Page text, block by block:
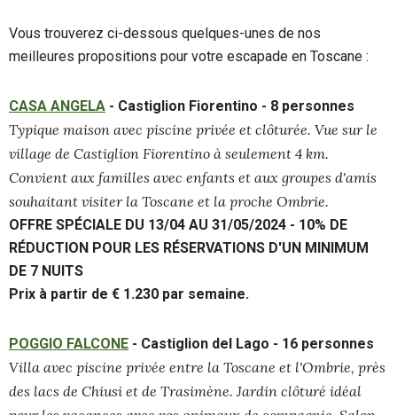
Vous trouverez ci-dessous quelques-unes de nos
meilleures propositions pour votre escapade en Toscane :
CASA ANGELA - Castiglion Fiorentino - 8 personnes
Typique maison avec piscine privée et clôturée. Vue sur le
village de Castiglion Fiorentino à seulement 4 km.
Convient aux familles avec enfants et aux groupes d'amis
souhaitant visiter la Toscane et la proche Ombrie.
OFFRE SPÉCIALE DU 13/04 AU 31/05/2024 - 10% DE
RÉDUCTION POUR LES RÉSERVATIONS D'UN MINIMUM
DE 7 NUITS
Prix à partir de € 1.230 par semaine.
POGGIO FALCONE - Castiglion del Lago - 16 personnes
Villa avec piscine privée entre la Toscane et l'Ombrie, près
des lacs de Chiusi et de Trasimène. Jardin clôturé idéal